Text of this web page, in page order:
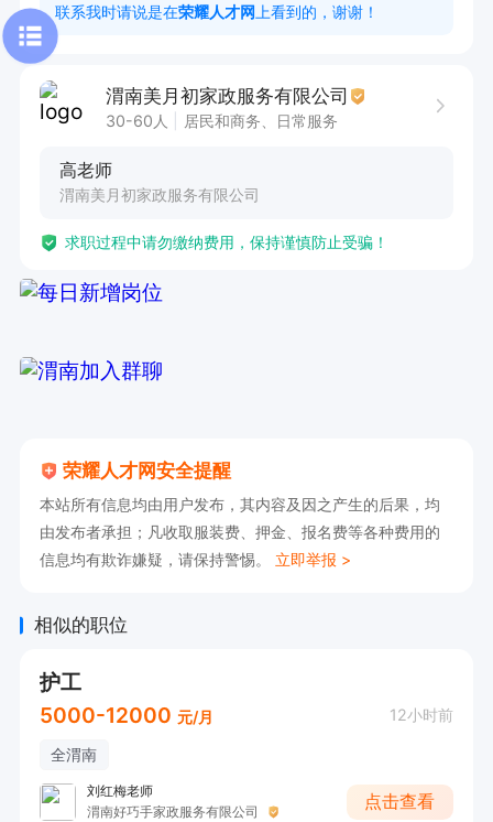
联系我时请说是在荣耀人才网 上看到的，谢谢！
渭南美月初家政服务有限公司
30-60人 居民和商务、日常服务
高老师
渭南美月初家政服务有限公司
求职过程中请勿缴纳费用，保持谨慎防止受骗！
荣耀人才网安全提醒
本站所有信息均由用户发布，其内容及因之产生的后果，均
由发布者承担；凡收取服装费、押金、报名费等各种费用的
信息均有欺诈嫌疑，请保持警惕。 立即举报 >
相似的职位
护‌工
5000-12000 元/月 12小时前
全渭南
刘红梅老师
渭南好巧手家政服务有限公司
点击查看